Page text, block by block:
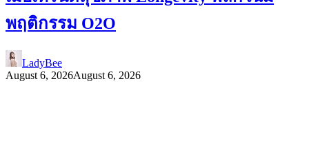
พฤติกรรม O2O
LadyBee
August 6, 2026August 6, 2026